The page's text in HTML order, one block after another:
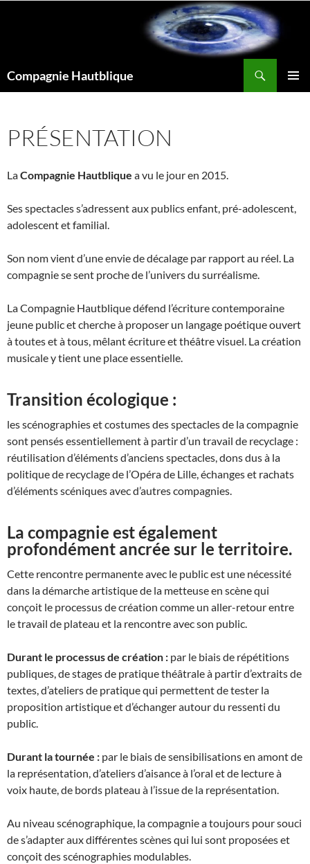
Compagnie Hautblique
PRÉSENTATION
LaCompagnie Hautblique a vu le jour en 2015.
Ses spectacles s’adressent aux publics enfant, pré-adolescent,
adolescent et familial.
Son nom vient d’une envie de décalage par rapport au réel. La
compagnie se sent proche de l’univers du surréalisme.
La Compagnie Hautblique défend l’écriture contemporaine
jeune public et cherche à proposer un langage poétique ouvert
à toutes et à tous, mêlant écriture et théâtre visuel. La création
musicale y tient une place essentielle.
Transition écologique :
les scénographies et costumes des spectacles de la compagnie
sont pensés essentiellement à partir d’un travail de recyclage :
réutilisation d’éléments d’anciens spectacles, dons dus à la
politique de recyclage de l’Opéra de Lille, échanges et rachats
d’éléments scéniques avec d’autres compagnies.
La compagnie est également
profondément ancrée sur le territoire.
Cette rencontre permanente avec le public est une nécessité
dans la démarche artistique de la metteuse en scène qui
conçoit le processus de création comme un aller-retour entre
le travail de plateau et la rencontre avec son public.
Durant le processus de création : par le biais de répétitions
publiques, de stages de pratique théâtrale à partir d’extraits de
textes, d’ateliers de pratique qui permettent de tester la
proposition artistique et d’échanger autour du ressenti du
public.
Durant la tournée : par le biais de sensibilisations en amont de
la représentation, d’ateliers d’aisance à l’oral et de lecture à
voix haute, de bords plateau à l’issue de la représentation.
Au niveau scénographique, la compagnie a toujours pour souci
de s’adapter aux différentes scènes qui lui sont proposées et
conçoit des scénographies modulables.